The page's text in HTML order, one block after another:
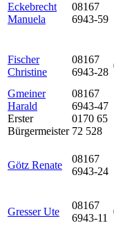
Eckebrecht
Manuela
08167
6943-59
Fischer
Christine
08167
6943-28
Gmeiner
Harald
Erster
Bürgermeister
08167
6943-47
0170 65
72 528
Götz Renate
08167
6943-24
Gresser Ute
08167
6943-11